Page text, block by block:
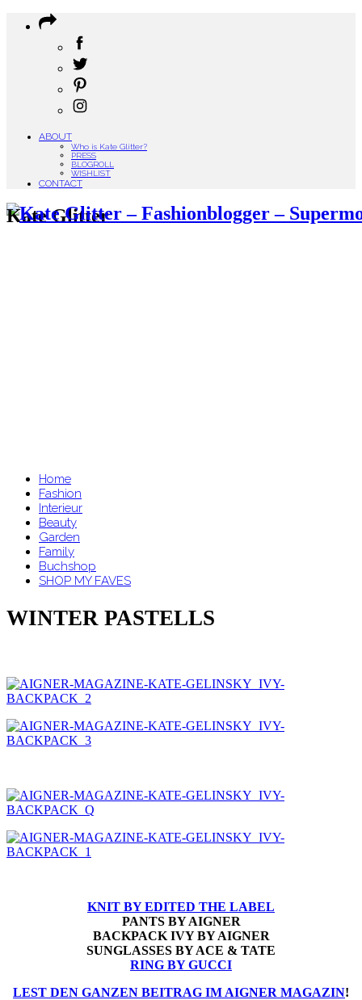
ABOUT
Who is Kate Glitter?
PRESS
BLOGROLL
WISHLIST
CONTACT
Kate Glitter
Home
Fashion
Interieur
Beauty
Garden
Family
Buchshop
SHOP MY FAVES
WINTER PASTELLS
KNIT BY EDITED THE LABEL
PANTS BY AIGNER
BACKPACK IVY BY AIGNER
SUNGLASSES BY ACE & TATE
RING BY GUCCI
LEST DEN GANZEN BEITRAG IM AIGNER MAGAZIN!